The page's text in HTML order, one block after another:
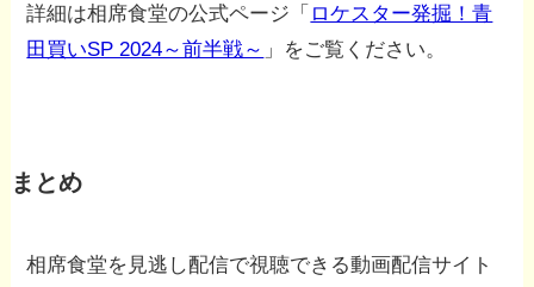
詳細は相席食堂の公式ページ「 ロケスター発掘！青
田買いSP 2024～前半戦～ 」をご覧ください。
まとめ
相席食堂を見逃し配信で視聴できる動画配信サイト